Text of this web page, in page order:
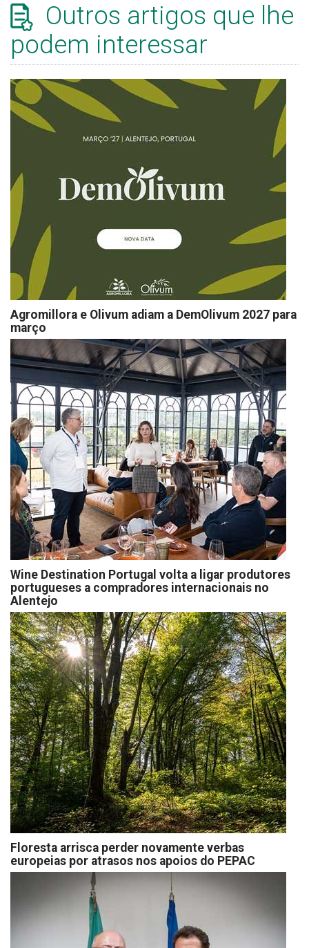
Outros artigos que lhe
podem interessar
Agromillora e Olivum adiam a DemOlivum 2027 para
março
Wine Destination Portugal volta a ligar produtores
portugueses a compradores internacionais no
Alentejo
Floresta arrisca perder novamente verbas
europeias por atrasos nos apoios do PEPAC